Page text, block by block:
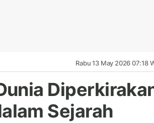
Rabu 13 May 2026 07:18
Sejarah